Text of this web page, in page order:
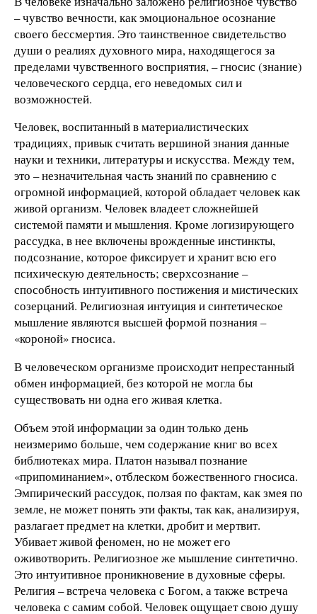
– чувство вечности, как эмоциональное осознание
своего бессмертия. Это таинственное свидетельство
души о реалиях духовного мира, находящегося за
пределами чувственного восприятия, – гносис (знание)
человеческого сердца, его неведомых сил и
возможностей.
Человек, воспитанный в материалистических
традициях, привык считать вершиной знания данные
науки и техники, литературы и искусства. Между тем,
это – незначительная часть знаний по сравнению с
огромной информацией, которой обладает человек как
живой организм. Человек владеет сложнейшей
системой памяти и мышления. Кроме логизирующего
рассудка, в нее включены врожденные инстинкты,
подсознание, которое фиксирует и хранит всю его
психическую деятельность; сверхсознание –
способность интуитивного постижения и мистических
созерцаний. Религиозная интуиция и синтетическое
мышление являются высшей формой познания –
«короной» гносиса.
В человеческом организме происходит непрестанный
обмен информацией, без которой не могла бы
существовать ни одна его живая клетка.
Объем этой информации за один только день
неизмеримо больше, чем содержание книг во всех
библиотеках мира. Платон называл познание
«припоминанием», отблеском божественного гносиса.
Эмпирический рассудок, ползая по фактам, как змея по
земле, не может понять эти факты, так как, анализируя,
разлагает предмет на клетки, дробит и мертвит.
Убивает живой феномен, но не может его
оживотворить. Религиозное же мышление синтетично.
Это интуитивное проникновение в духовные сферы.
Религия – встреча человека с Богом, а также встреча
человека с самим собой. Человек ощущает свою душу